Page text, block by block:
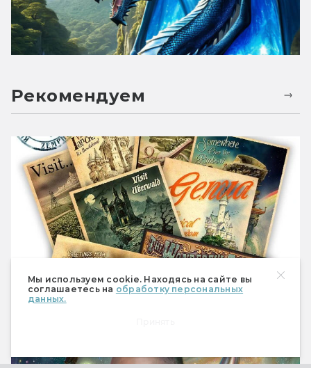
Мы используем cookie. Находясь на сайте вы
соглашаетесь на обработку персональных
данных.
Рекомендуем
Плоский мир Пратчетта: путеводитель
для туриста